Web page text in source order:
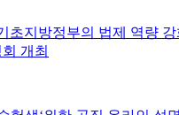
초지방정부의 법제 역량
개최